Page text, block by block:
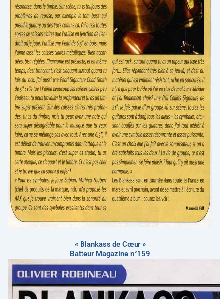
« Blankass de Cœur »
Batteur Magazine n°159